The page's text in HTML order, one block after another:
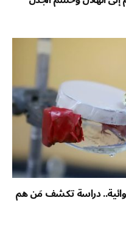
دراسة تكشف مَن هم